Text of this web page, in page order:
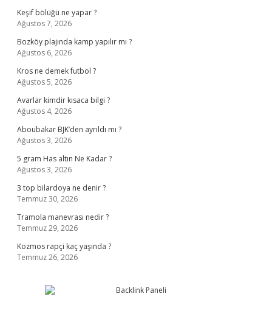
Keşif bölüğü ne yapar ?
Ağustos 7, 2026
Bozköy plajında kamp yapılır mı ?
Ağustos 6, 2026
Kros ne demek futbol ?
Ağustos 5, 2026
Avarlar kimdir kısaca bilgi ?
Ağustos 4, 2026
Aboubakar BJK’den ayrıldı mı ?
Ağustos 3, 2026
5 gram Has altın Ne Kadar ?
Ağustos 3, 2026
3 top bilardoya ne denir ?
Temmuz 30, 2026
Tramola manevrası nedir ?
Temmuz 29, 2026
Kozmos rapçi kaç yaşında ?
Temmuz 26, 2026